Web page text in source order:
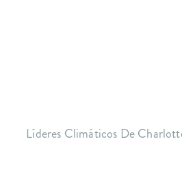
Líderes Climáticos De